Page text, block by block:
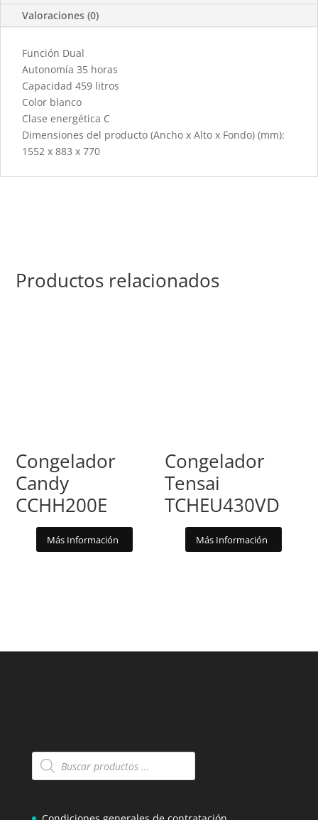
Valoraciones (0)
Función Dual
Autonomía 35 horas
Capacidad 459 litros
Color blanco
Clase energética C
Dimensiones del producto (Ancho x Alto x Fondo) (mm):
1552 x 883 x 770
Productos relacionados
Congelador
Candy
CCHH200E
Más Información
Congelador
Tensai
TCHEU430VD
Más Información
Búsqueda
de